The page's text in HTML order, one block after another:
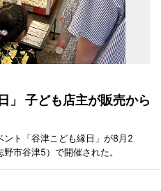
」 子ども店主が販売から
ト「谷津こども縁日」が8月2
市谷津5）で開催された。